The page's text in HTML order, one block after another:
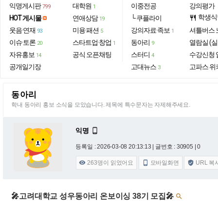
익명게시판 799
HOT 게시물
웃음·연재 93
이슈·토론 20
자유홍보 14
공개일기장
대학원 1
연애상담 19
미용·패션 5
스타트업·창업 1
공식 오픈채팅
이중전공
└ 쿠플라이
강의자료·족보 1
동아리 9
스터디 4
고대뉴스 3
강의평가
restaurant 학생
셔틀버스
열람실 (
수강신청
고파스 위
동아리
학내 동아리 홍보 소식을 모았습니다. 제목에 특수문자는 자제해주세요.
익명 
등록일 : 2026-03-08 20:13:13 | 글번호 : 30905 | 0
 263명이 읽었어요  모바일화면  URL 복
🎤고려대학교 성우동아리 온보이싱 38기 모집🎤 